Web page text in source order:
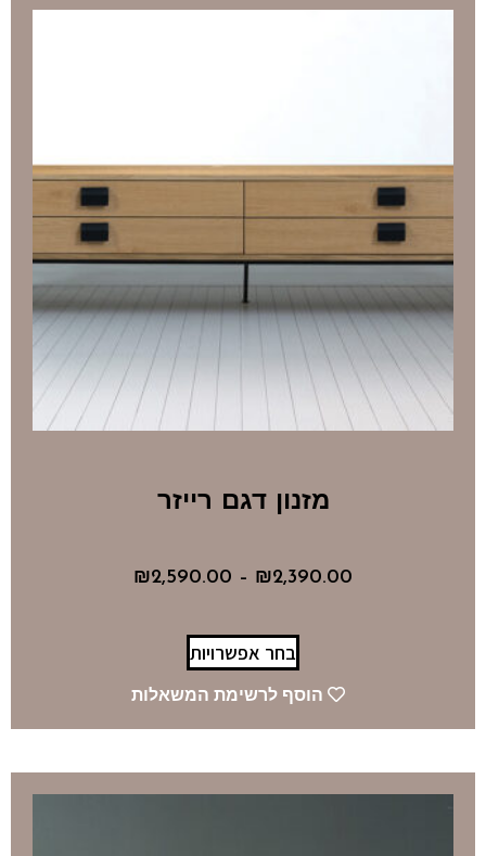
מזנון דגם רייזר
₪2,390.00
–
₪2,590.00
בחר אפשרויות
הוסף לרשימת המשאלות